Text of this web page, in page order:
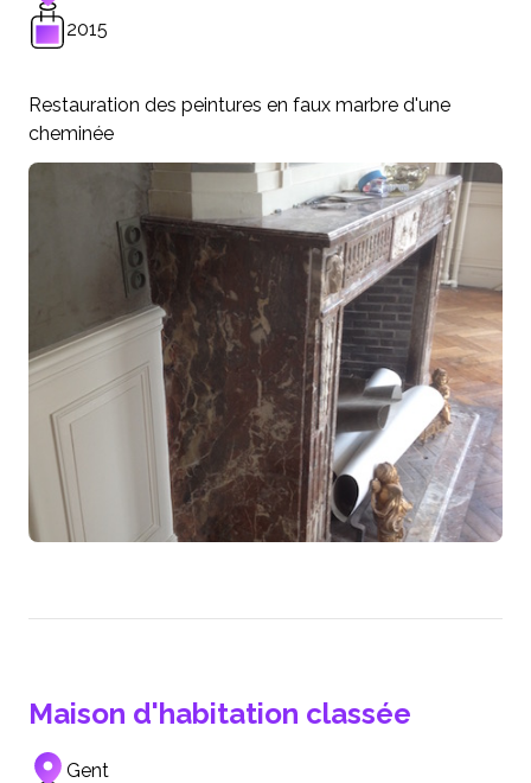
2015
Restauration des peintures en faux marbre d'une
cheminée
Maison d'habitation classée
Gent